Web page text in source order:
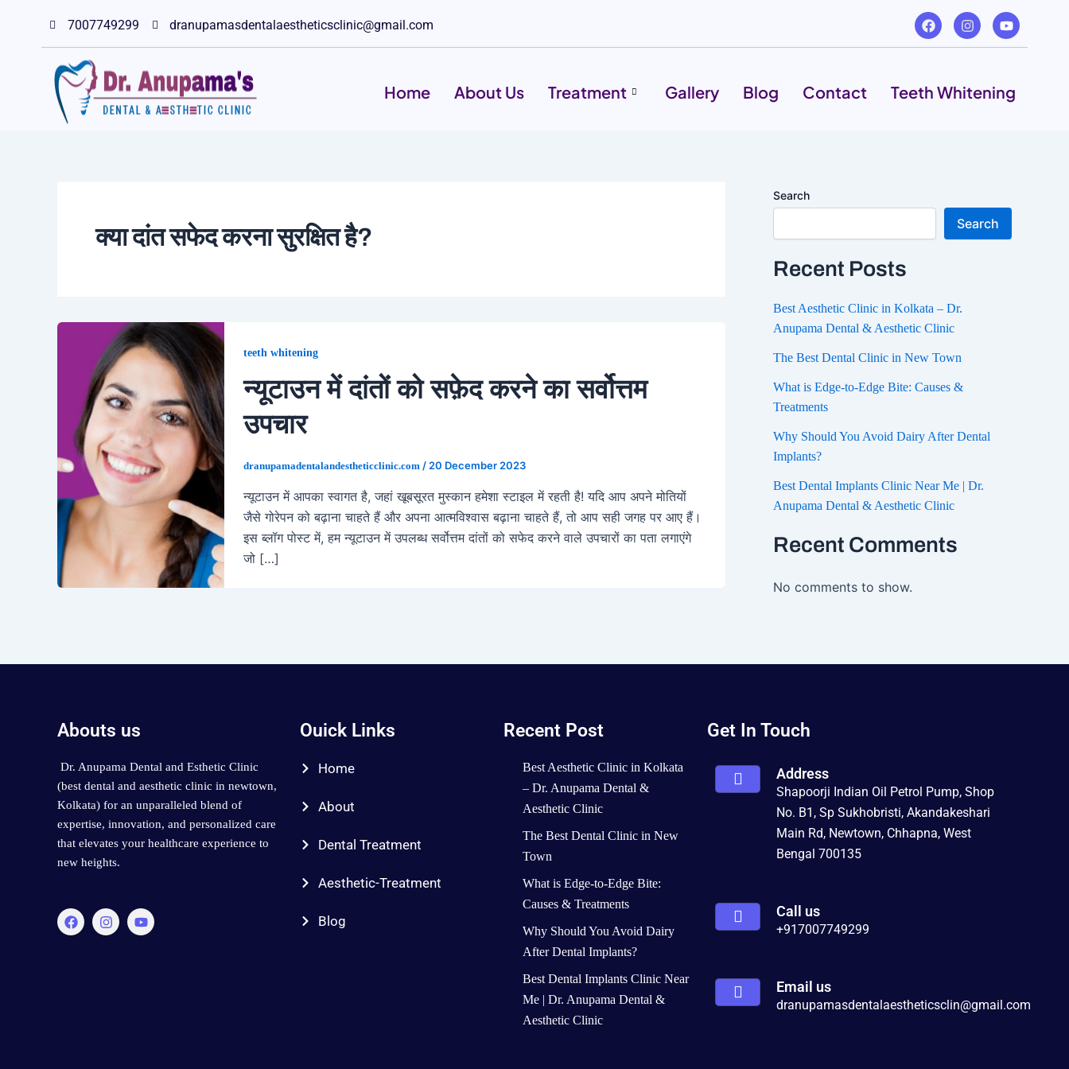
7007749299 dranupamasdentalaestheticsclinic@gmail.com
F
a
c
o
o
I
n
s
g
r
Y
o
u
e
Home About Us Treatment Gallery Blog Contact Teeth Whitening
क्या दांत सफेद करना सुरक्षित है?
teeth whitening
न्यूटाउन में दांतों को सफ़ेद करने का सर्वोत्तम
उपचार
dranupamadentalandestheticclinic.com / 20 December 2023
न्यूटाउन में आपका स्वागत है, जहां खूबसूरत मुस्कान हमेशा स्टाइल में रहती है! यदि आप अपने मोतियों
जैसे गोरेपन को बढ़ाना चाहते हैं और अपना आत्मविश्वास बढ़ाना चाहते हैं, तो आप सही जगह पर आए हैं।
इस ब्लॉग पोस्ट में, हम न्यूटाउन में उपलब्ध सर्वोत्तम दांतों को सफेद करने वाले उपचारों का पता लगाएंगे
जो […]
Search
Search
Recent Posts
Best Aesthetic Clinic in Kolkata – Dr.
Anupama Dental & Aesthetic Clinic
The Best Dental Clinic in New Town
What is Edge-to-Edge Bite: Causes &
Treatments
Why Should You Avoid Dairy After Dental
Implants?
Best Dental Implants Clinic Near Me | Dr.
Anupama Dental & Aesthetic Clinic
Recent Comments
No comments to show.
Abouts us
Dr. Anupama Dental and Esthetic Clinic
(best dental and aesthetic clinic in newtown,
Kolkata) for an unparalleled blend of
expertise, innovation, and personalized care
that elevates your healthcare experience to
new heights.
F
a
I
n
Y
o
Ouick Links
Home
About
Dental Treatment
Aesthetic-Treatment
Blog
Recent Post
Best Aesthetic Clinic in Kolkata
– Dr. Anupama Dental &
Aesthetic Clinic
The Best Dental Clinic in New
Town
What is Edge-to-Edge Bite:
Causes & Treatments
Why Should You Avoid Dairy
After Dental Implants?
Best Dental Implants Clinic Near
Me | Dr. Anupama Dental &
Aesthetic Clinic
Get In Touch
Address
Shapoorji Indian Oil Petrol Pump, Shop
No. B1, Sp Sukhobristi, Akandakeshari
Main Rd, Newtown, Chhapna, West
Bengal 700135
Call us
+917007749299
Email us
dranupamasdentalaestheticsclin@gmail.com